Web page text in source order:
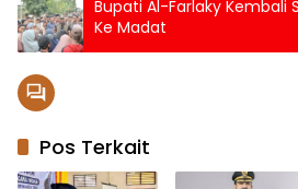
Bupati Al-Farlaky Kembali
Ke Madat
Pos Terkait